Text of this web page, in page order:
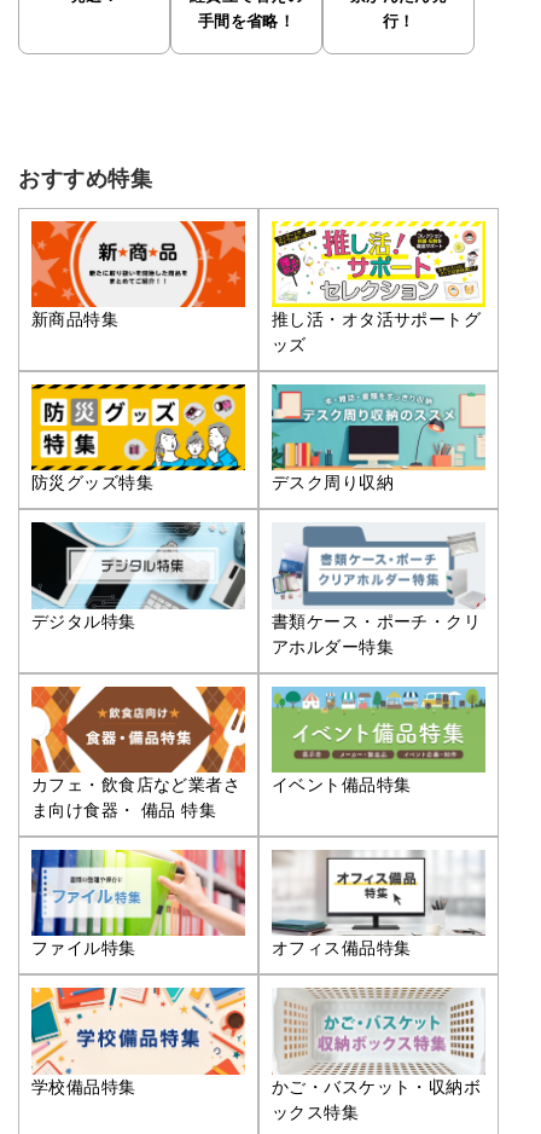
手間を省略！
行！
おすすめ特集
新商品特集
推し活・オタ活サポートグ
ッズ
防災グッズ特集 デスク周り収納
デジタル特集
書類ケース・ポーチ・クリ
アホルダー特集
カフェ・飲食店など業者さ
ま向け食器・ 備品 特集
イベント備品特集
ファイル特集 オフィス備品特集
学校備品特集
かご・バスケット・収納ボ
ックス特集